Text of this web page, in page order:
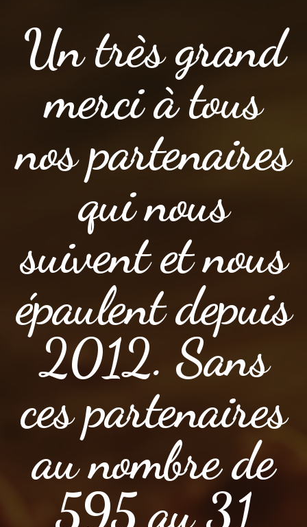
Un très grand
merci à tous
nos partenaires
qui nous
suivent et nous
épaulent depuis
2012. Sans
ces partenaires
au nombre de
595 au 31